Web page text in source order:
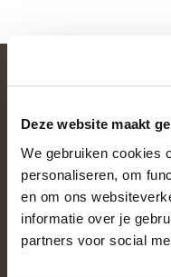
Deze website maakt
We gebruiken cookies
personaliseren, om
en om ons
informatie over je
partners voor social
OVER ONS